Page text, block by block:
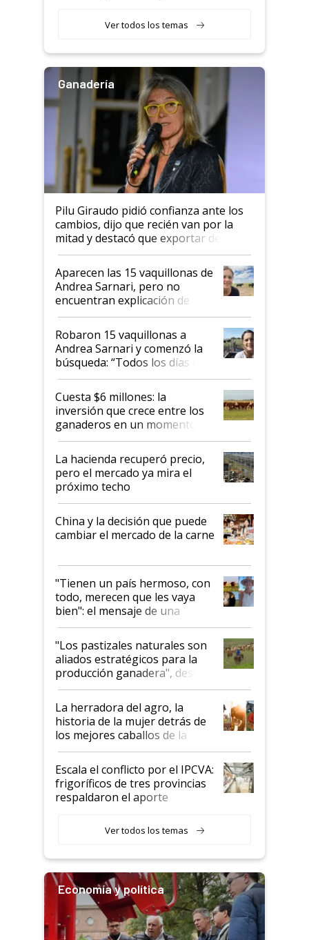
Ver todos los temas
Ganadería
Pilu Giraudo pidió confianza ante los
cambios, dijo que recién van por la
mitad y destacó que exportar dejó de
ser "para unos pocos": "Tenemos un
mandato muy claro del gobierno
nacional"
Aparecen las 15 vaquillonas de
Andrea Sarnari, pero no
encuentran explicación de
cómo llegaron allí
Robaron 15 vaquillonas a
Andrea Sarnari y comenzó la
búsqueda: “Todos los días le
toca a algún productor”
Cuesta $6 millones: la
inversión que crece entre los
ganaderos en un momento
histórico para la actividad
La hacienda recuperó precio,
pero el mercado ya mira el
próximo techo
China y la decisión que puede
cambiar el mercado de la carne
"Tienen un país hermoso, con
todo, merecen que les vaya
bien": el mensaje de una
ganadera uruguaya sobre las
oportunidades que se abren
para el agro en Argentina, con
foco en la carne
"Los pastizales naturales son
aliados estratégicos para la
producción ganadera", destaca
la iniciativa que ya reúne a 46
establecimientos en Argentina
La herradora del agro, la
historia de la mujer detrás de
los mejores caballos de la
Argentina y los mitos que
todavía hacen sufrir a estos
animales: "Mientras me
descalificaban, yo seguí
haciendo currículum"
Escala el conflicto por el IPCVA:
frigoríficos de tres provincias
respaldaron el aporte
Ver todos los temas
Economía y política